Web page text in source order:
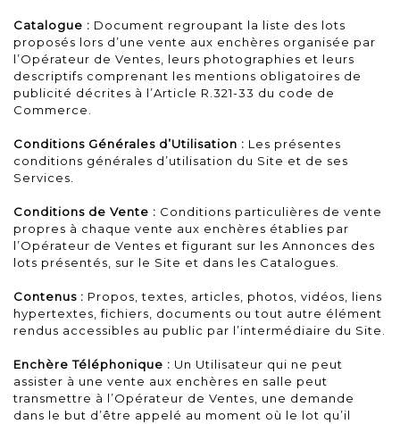
Catalogue : Document regroupant la liste des lots
proposés lors d’une vente aux enchères organisée par
l’Opérateur de Ventes, leurs photographies et leurs
descriptifs comprenant les mentions obligatoires de
publicité décrites à l’Article R.321-33 du code de
Commerce.
Conditions Générales d’Utilisation : Les présentes
conditions générales d’utilisation du Site et de ses
Services.
Conditions de Vente : Conditions particulières de vente
propres à chaque vente aux enchères établies par
l’Opérateur de Ventes et figurant sur les Annonces des
lots présentés, sur le Site et dans les Catalogues.
Contenus : Propos, textes, articles, photos, vidéos, liens
hypertextes, fichiers, documents ou tout autre élément
rendus accessibles au public par l’intermédiaire du Site.
Enchère Téléphonique : Un Utilisateur qui ne peut
assister à une vente aux enchères en salle peut
transmettre à l’Opérateur de Ventes, une demande
dans le but d’être appelé au moment où le lot qu’il